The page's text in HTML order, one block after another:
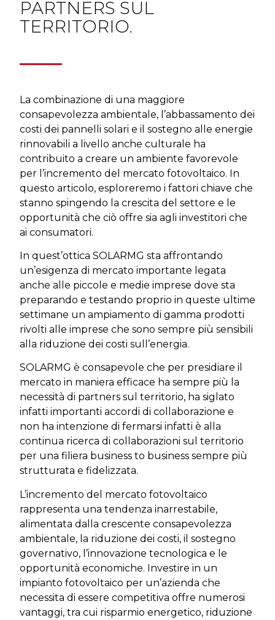
PARTNERS SUL
TERRITORIO.
La combinazione di una maggiore
consapevolezza ambientale, l’abbassamento dei
costi dei pannelli solari e il sostegno alle energie
rinnovabili a livello anche culturale ha
contribuito a creare un ambiente favorevole
per l’incremento del mercato fotovoltaico. In
questo articolo, esploreremo i fattori chiave che
stanno spingendo la crescita del settore e le
opportunità che ciò offre sia agli investitori che
ai consumatori.
In quest’ottica SOLARMG sta affrontando
un’esigenza di mercato importante legata
anche alle piccole e medie imprese dove sta
preparando e testando proprio in queste ultime
settimane un ampiamento di gamma prodotti
rivolti alle imprese che sono sempre più sensibili
alla riduzione dei costi sull’energia.
SOLARMG è consapevole che per presidiare il
mercato in maniera efficace ha sempre più la
necessità di partners sul territorio, ha siglato
infatti importanti accordi di collaborazione e
non ha intenzione di fermarsi infatti è alla
continua ricerca di collaborazioni sul territorio
per una filiera business to business sempre più
strutturata e fidelizzata.
L’incremento del mercato fotovoltaico
rappresenta una tendenza inarrestabile,
alimentata dalla crescente consapevolezza
ambientale, la riduzione dei costi, il sostegno
governativo, l’innovazione tecnologica e le
opportunità economiche. Investire in un
impianto fotovoltaico per un’azienda che
necessita di essere competitiva offre numerosi
vantaggi, tra cui risparmio energetico, riduzione